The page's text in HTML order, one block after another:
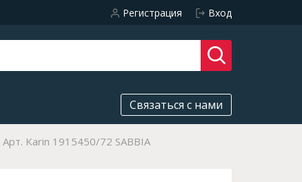
Регистрация Вход
Связаться с нами
Karin 1915450/72 SABBIA